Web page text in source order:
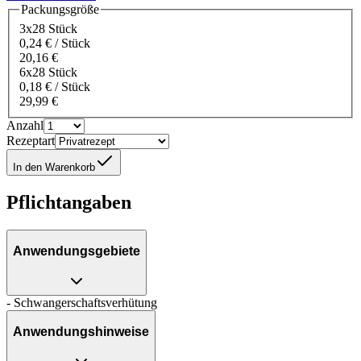
Packungsgröße
3x28 Stück
0,24 € / Stück
20,16 €
6x28 Stück
0,18 € / Stück
29,99 €
Anzahl
Rezeptart
In den Warenkorb
Pflichtangaben
Anwendungsgebiete
- Schwangerschaftsverhütung
Anwendungshinweise